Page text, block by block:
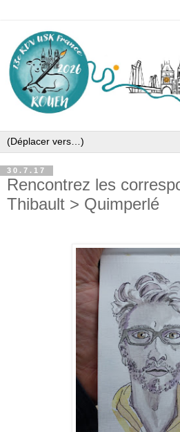
30.7.17
Rencontrez les
Thibault > Quimperlé